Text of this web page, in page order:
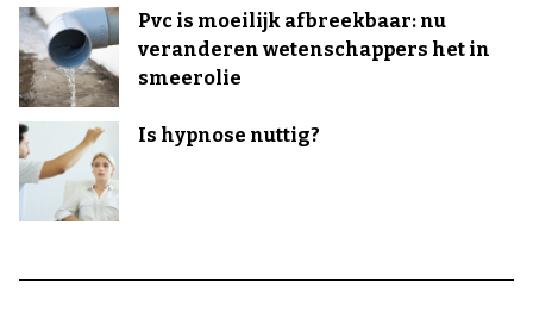
Pvc is moeilijk afbreekbaar: nu
veranderen wetenschappers het in
smeerolie
Is hypnose nuttig?